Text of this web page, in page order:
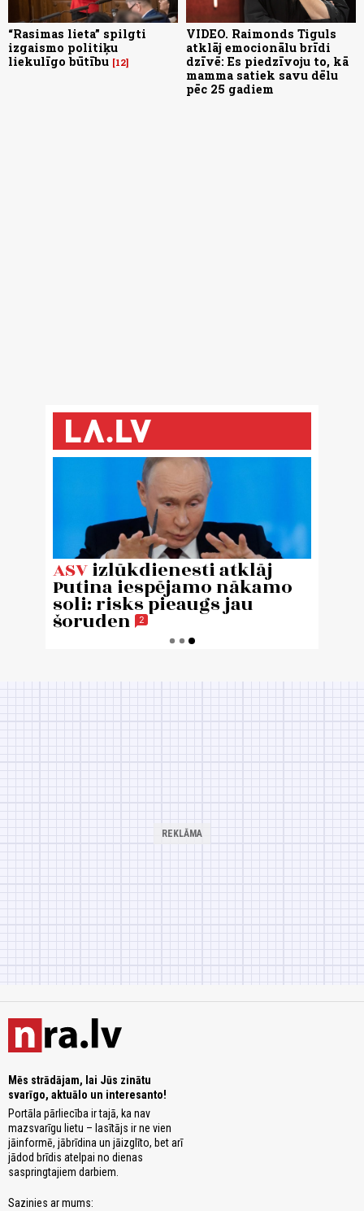
“Rasimas lieta” spilgti
izgaismo politiķu
liekulīgo būtību 12
VIDEO. Raimonds Tiguls
atklāj emocionālu brīdi
dzīvē: Es piedzīvoju to, kā
mamma satiek savu dēlu
pēc 25 gadiem
Mēs strādājam, lai Jūs zinātu
svarīgo, aktuālo un interesanto!
Portāla pārliecība ir tajā, ka nav
mazsvarīgu lietu – lasītājs ir ne vien
jāinformē, jābrīdina un jāizglīto, bet arī
jādod brīdis atelpai no dienas
saspringtajiem darbiem.
Sazinies ar mums: